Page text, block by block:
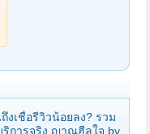
งเชื่อรีวิวน้อยลง? รวม
ริการจริง ญาณฮีลใจ by